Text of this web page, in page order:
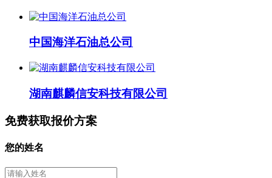
中国海洋石油总公司
湖南麒麟信安科技有限公司
免费获取报价方案
您的姓名